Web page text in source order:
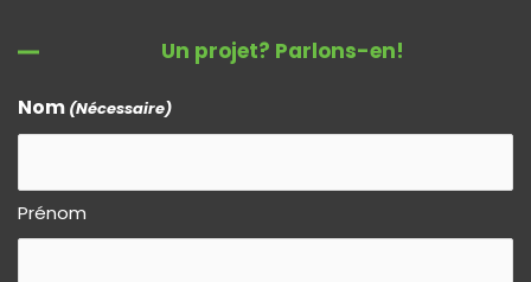
Un projet? Parlons-en!
Nom (Nécessaire)
Prénom